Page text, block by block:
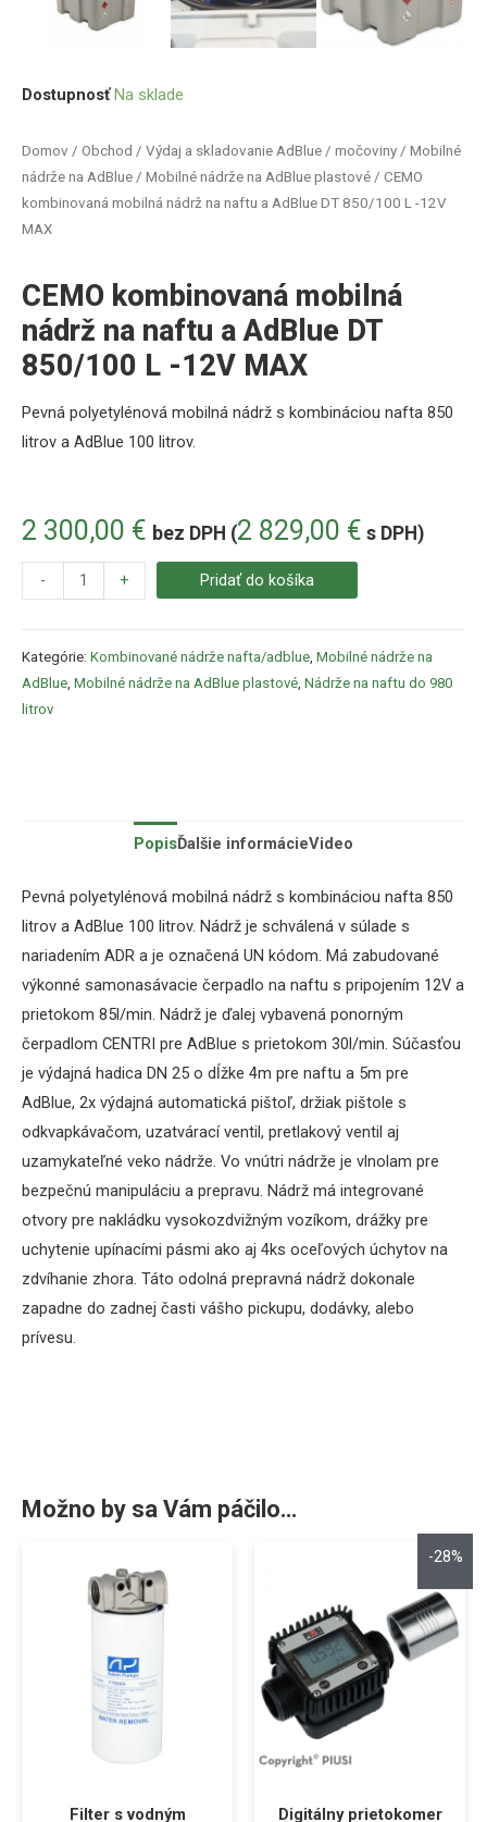
Domov / Obchod / Výdaj a skladovanie AdBlue / močoviny / Mobilné
nádrže na AdBlue / Mobilné nádrže na AdBlue plastové / CEMO
kombinovaná mobilná nádrž na naftu a AdBlue DT 850/100 L -12V
MAX
CEMO kombinovaná mobilná
nádrž na naftu a AdBlue DT
850/100 L -12V MAX
2 300,00 € bez DPH (2 829,00 € s DPH)
Pevná polyetylénová mobilná nádrž s kombináciou nafta 850
litrov a AdBlue 100 litrov.
Dostupnosť Na sklade
- + Pridať do košíka
Kategórie: Kombinované nádrže nafta/adblue, Mobilné nádrže na
AdBlue, Mobilné nádrže na AdBlue plastové, Nádrže na naftu do 980
litrov
PopisĎalšie informácieVideo
Pevná polyetylénová mobilná nádrž s kombináciou nafta 850
litrov a AdBlue 100 litrov. Nádrž je schválená v súlade s
nariadením ADR a je označená UN kódom. Má zabudované
výkonné samonasávacie čerpadlo na naftu s pripojením 12V a
prietokom 85l/min. Nádrž je ďalej vybavená ponorným
čerpadlom CENTRI pre AdBlue s prietokom 30l/min. Súčasťou
je výdajná hadica DN 25 o dĺžke 4m pre naftu a 5m pre
AdBlue, 2x výdajná automatická pištoľ, držiak pištole s
odkvapkávačom, uzatvárací ventil, pretlakový ventil aj
uzamykateľné veko nádrže. Vo vnútri nádrže je vlnolam pre
bezpečnú manipuláciu a prepravu. Nádrž má integrované
otvory pre nakládku vysokozdvižným vozíkom, drážky pre
uchytenie upínacími pásmi ako aj 4ks oceľových úchytov na
zdvíhanie zhora. Táto odolná prepravná nádrž dokonale
zapadne do zadnej časti vášho pickupu, dodávky, alebo
prívesu.
Možno by sa Vám páčilo…
Filter s vodným
-28%
Digitálny prietokomer